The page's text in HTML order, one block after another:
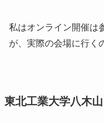
私はオンライン開催は
が、実際の会場に行く
東北工業大学八木